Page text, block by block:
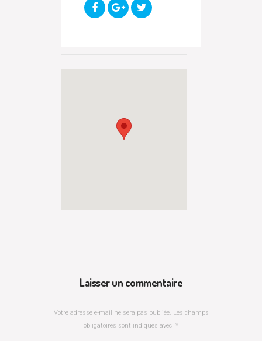
Laisser un commentaire
Votre adresse e-mail ne sera pas publiée. Les champs
obligatoires sont indiqués avec *